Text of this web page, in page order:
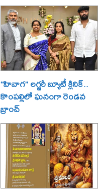
“హివాగ” లగ్జరీ బ్యూటీ క్లినిక్..
కొంపల్లిలో ఘనంగా రెండవ
బ్రాంచ్